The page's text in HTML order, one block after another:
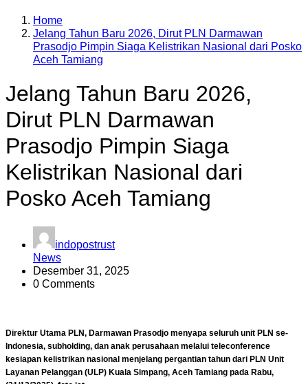
Home
Jelang Tahun Baru 2026, Dirut PLN Darmawan
Prasodjo Pimpin Siaga Kelistrikan Nasional dari Posko
Aceh Tamiang
Jelang Tahun Baru 2026,
Dirut PLN Darmawan
Prasodjo Pimpin Siaga
Kelistrikan Nasional dari
Posko Aceh Tamiang
indopostrust
News
Desember 31, 2025
0 Comments
Direktur Utama PLN, Darmawan Prasodjo menyapa seluruh unit PLN se-
Indonesia, subholding, dan anak perusahaan melalui teleconference
kesiapan kelistrikan nasional menjelang pergantian tahun dari PLN Unit
Layanan Pelanggan (ULP) Kuala Simpang, Aceh Tamiang pada Rabu,